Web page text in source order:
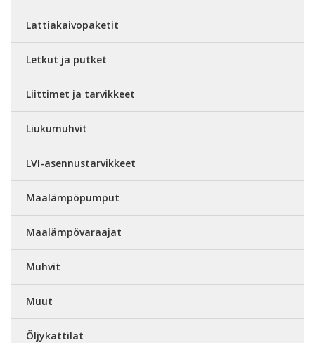
Lattiakaivopaketit
Letkut ja putket
Liittimet ja tarvikkeet
Liukumuhvit
LVI-asennustarvikkeet
Maalämpöpumput
Maalämpövaraajat
Muhvit
Muut
Öljykattilat